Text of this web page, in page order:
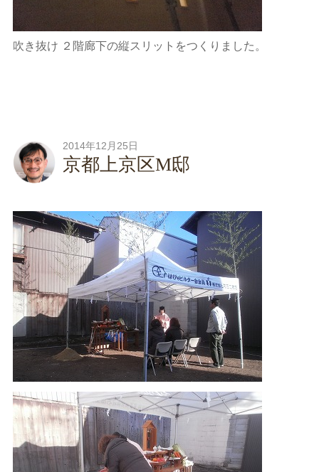
吹き抜け ２階廊下の縦スリットをつくりました。
2014年12月25日
京都上京区M邸